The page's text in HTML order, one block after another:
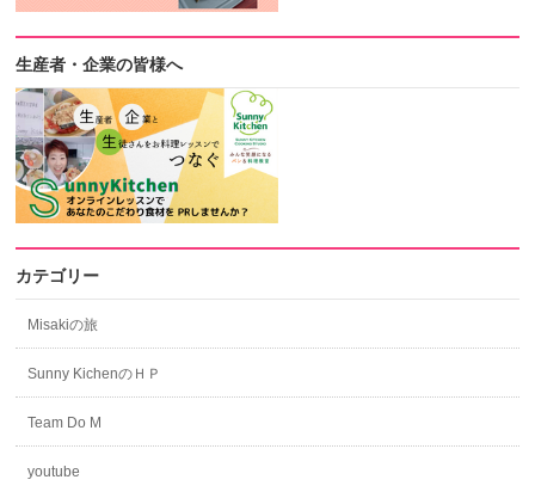
生産者・企業の皆様へ
カテゴリー
Misakiの旅
Sunny KichenのＨＰ
Team Do M
youtube